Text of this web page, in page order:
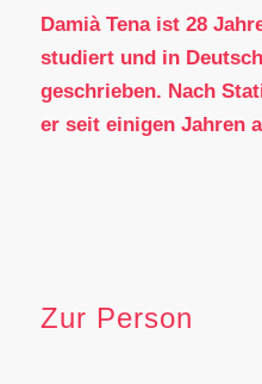
Damià Tena ist 28
studiert und in
geschrieben. Nach
er seit einigen Jahren
Zur Person